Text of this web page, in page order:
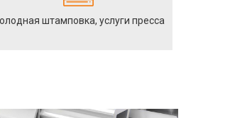
штамповка, услуги пресса